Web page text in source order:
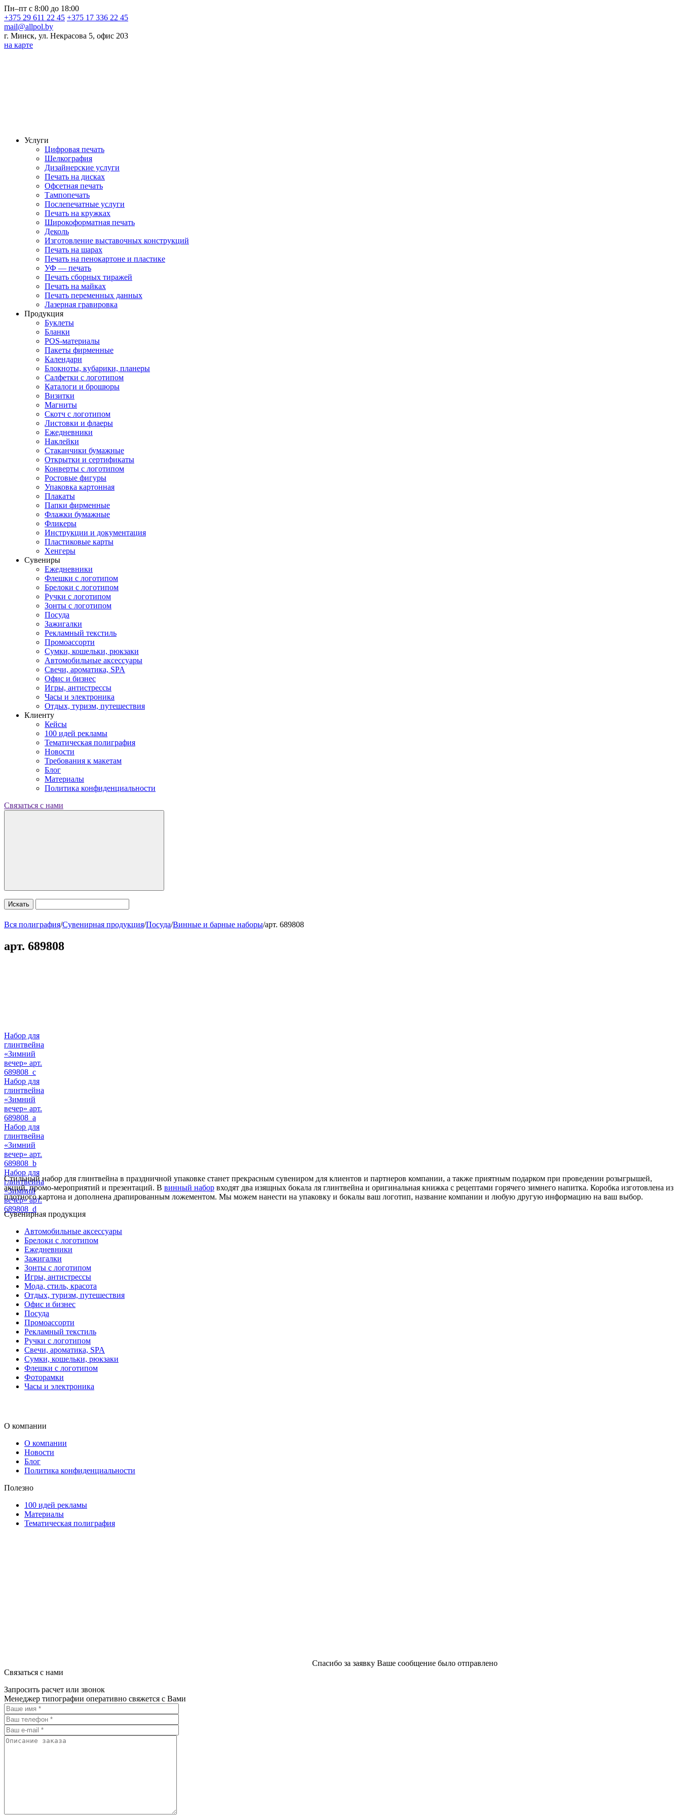
Пн–пт с 8:00 до 18:00
+375 29 611 22 45 +375 17 336 22 45
mail@allpol.by
г. Минск, ул. Некрасова 5, офис 203
на карте
Услуги
Цифровая печать
Шелкография
Дизайнерские услуги
Печать на дисках
Офсетная печать
Тампопечать
Послепечатные услуги
Печать на кружках
Широкоформатная печать
Деколь
Изготовление выставочных конструкций
Печать на шарах
Печать на пенокартоне и пластике
УФ — печать
Печать сборных тиражей
Печать на майках
Печать переменных данных
Лазерная гравировка
Продукция
Буклеты
Бланки
POS-материалы
Пакеты фирменные
Календари
Блокноты, кубарики, планеры
Салфетки с логотипом
Каталоги и брошюры
Визитки
Магниты
Скотч с логотипом
Листовки и флаеры
Ежедневники
Наклейки
Стаканчики бумажные
Открытки и сертификаты
Конверты с логотипом
Ростовые фигуры
Упаковка картонная
Плакаты
Папки фирменные
Флажки бумажные
Фликеры
Инструкции и документация
Пластиковые карты
Хенгеры
Сувениры
Ежедневники
Флешки с логотипом
Брелоки с логотипом
Ручки с логотипом
Зонты с логотипом
Посуда
Зажигалки
Рекламный текстиль
Промоассорти
Сумки, кошельки, рюкзаки
Автомобильные аксессуары
Свечи, ароматика, SPA
Офис и бизнес
Игры, антистрессы
Часы и электроника
Отдых, туризм, путешествия
Клиенту
Кейсы
100 идей рекламы
Тематическая полиграфия
Новости
Требования к макетам
Блог
Материалы
Политика конфиденциальности
Связаться с нами
Искать
Вся полиграфия/Сувенирная продукция/Посуда/Винные и барные наборы/арт. 689808
арт. 689808
Набор для
глинтвейна
«Зимний
вечер» арт.
689808_c
Набор для
глинтвейна
«Зимний
вечер» арт.
689808_a
Набор для
глинтвейна
«Зимний
вечер» арт.
689808_b
Набор для
глинтвейна
«Зимний
вечер» арт.
689808_d
Стильный набор для глинтвейна в праздничной упаковке станет прекрасным сувениром для клиентов и партнеров компании, а также приятным подарком при проведении розыгрышей,
акций, промо-мероприятий и презентаций. В винный набор входят два изящных бокала ля глинтвейна и оригинальная книжка с рецептами горячего зимнего напитка. Коробка изготовлена из
плотного картона и дополнена драпированным ложементом. Мы можем нанести на упаковку и бокалы ваш логотип, название компании и любую другую информацию на ваш выбор.
Сувенирная продукция
Автомобильные аксессуары
Брелоки с логотипом
Ежедневники
Зажигалки
Зонты с логотипом
Игры, антистрессы
Мода, стиль, красота
Отдых, туризм, путешествия
Офис и бизнес
Посуда
Промоассорти
Рекламный текстиль
Ручки с логотипом
Свечи, ароматика, SPA
Сумки, кошельки, рюкзаки
Флешки с логотипом
Фоторамки
Часы и электроника
О компании
О компании
Новости
Блог
Политика конфиденциальности
Полезно
100 идей рекламы
Материалы
Тематическая полиграфия
Спасибо за заявку Ваше сообщение было отправлено
Связаться с нами
Запросить расчет или звонок
Менеджер типографии оперативно свяжется с Вами